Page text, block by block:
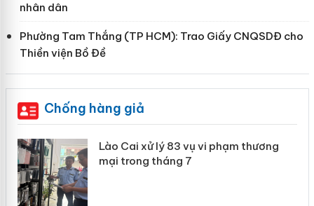
nhân dân
Phường Tam Thắng (TP HCM): Trao Giấy CNQSDĐ cho
Thiền viện Bồ Đề
Chống hàng giả
Lào Cai xử lý 83 vụ vi phạm thương
mại trong tháng 7